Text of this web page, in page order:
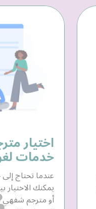
اختيار
خدمات
عندما تحتاج